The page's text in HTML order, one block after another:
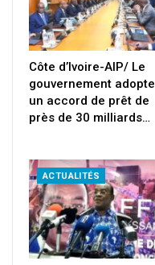
Côte d’Ivoire-AIP/ Le
gouvernement adopte
un accord de prêt de
près de 30 milliards…
ACTUALITÉS